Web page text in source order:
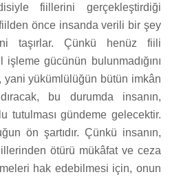
fiillerini gerçekleştirdiği
önce insanda verili bir şey
taşırlar. Çünkü henüz fiili
gücünün bulunmadığını
yani yükümlülüğün bütün imkân
bu durumda insanın,
tutulması gündeme gelecektir.
ön şartıdır. Çünkü insanın,
ötürü mükâfat ve ceza
hak edebilmesi için, onun